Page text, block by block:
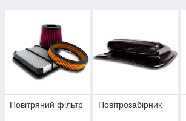
Повітряний фільтр Повітрозабірник